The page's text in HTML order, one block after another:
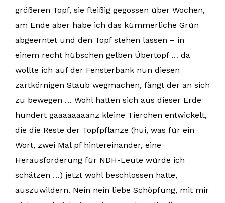
größeren Topf, sie fleißig gegossen über Wochen,
am Ende aber habe ich das kümmerliche Grün
abgeerntet und den Topf stehen lassen – in
einem recht hübschen gelben Übertopf … da
wollte ich auf der Fensterbank nun diesen
zartkörnigen Staub wegmachen, fängt der an sich
zu bewegen … Wohl hatten sich aus dieser Erde
hundert gaaaaaaaanz kleine Tierchen entwickelt,
die die Reste der Topfpflanze (hui, was für ein
Wort, zwei Mal pf hintereinander, eine
Herausforderung für NDH-Leute würde ich
schätzen …) jetzt wohl beschlossen hatte,
auszuwildern. Nein nein liebe Schöpfung, mit mir